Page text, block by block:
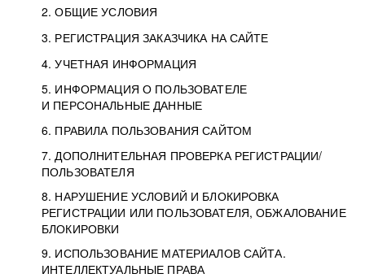
2. ОБЩИЕ УСЛОВИЯ
3. РЕГИСТРАЦИЯ ЗАКАЗЧИКА НА САЙТЕ
4. УЧЕТНАЯ ИНФОРМАЦИЯ
5. ИНФОРМАЦИЯ О ПОЛЬЗОВАТЕЛЕ
И ПЕРСОНАЛЬНЫЕ ДАННЫЕ
6. ПРАВИЛА ПОЛЬЗОВАНИЯ САЙТОМ
7. ДОПОЛНИТЕЛЬНАЯ ПРОВЕРКА РЕГИСТРАЦИИ/
ПОЛЬЗОВАТЕЛЯ
8. НАРУШЕНИЕ УСЛОВИЙ И БЛОКИРОВКА
РЕГИСТРАЦИИ ИЛИ ПОЛЬЗОВАТЕЛЯ, ОБЖАЛОВАНИЕ
БЛОКИРОВКИ
9. ИСПОЛЬЗОВАНИЕ МАТЕРИАЛОВ САЙТА.
ИНТЕЛЛЕКТУАЛЬНЫЕ ПРАВА